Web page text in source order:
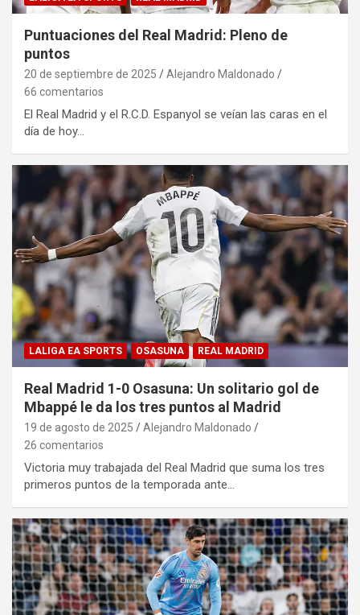
Puntuaciones del Real Madrid: Pleno de
puntos
20 de septiembre de 2025
Alejandro Maldonado
66 comentarios
El Real Madrid y el R.C.D. Espanyol se veían las caras en el
día de hoy…
LALIGA EA SPORTS OSASUNA REAL MADRID
Real Madrid 1-0 Osasuna: Un solitario gol de
Mbappé le da los tres puntos al Madrid
19 de agosto de 2025
Alejandro Maldonado
26 comentarios
Victoria muy trabajada del Real Madrid que suma los tres
primeros puntos de la temporada ante…